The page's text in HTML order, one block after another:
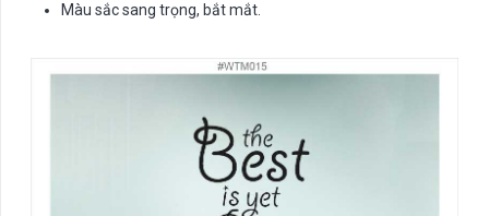
Màu sắc sang trọng, bắt mắt.